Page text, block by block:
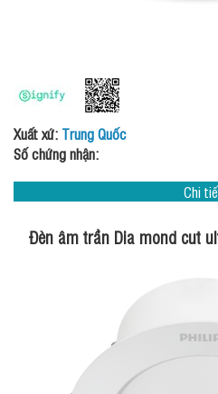
Xuất xứ: Trung Quốc
Số chứng nhận:
Chi
Đèn âm trần Dia mond cut